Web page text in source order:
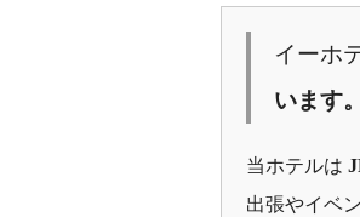
イーホ
います。
当ホテルは
出張やイベ